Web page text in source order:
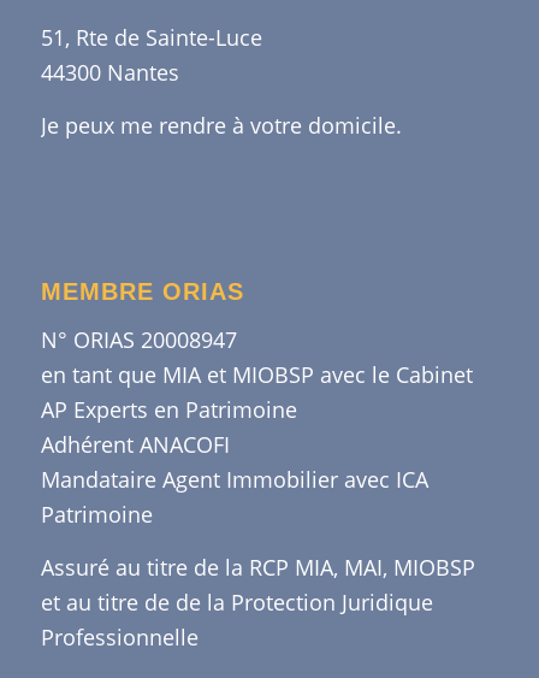
51, Rte de Sainte-Luce
44300 Nantes
Je peux me rendre à votre domicile.
MEMBRE ORIAS
N° ORIAS 20008947
en tant que MIA et MIOBSP avec le Cabinet
AP Experts en Patrimoine
Adhérent ANACOFI
Mandataire Agent Immobilier avec ICA
Patrimoine
Assuré au titre de la RCP MIA, MAI, MIOBSP
et au titre de de la Protection Juridique
Professionnelle